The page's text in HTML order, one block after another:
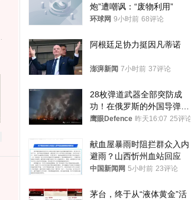
炮”遭嘲讽：“废物利用”
环球网 9小时前 68评论
阿根廷足协力挺因凡蒂诺
澎湃新闻 7小时前 37评论
28枚弹道武器全部突防成
功！在俄罗斯的外国导弹发
射车都是合法打击目标
鹰眼Defence 昨天16:07 25评论
献血屋暴雨时阻拦群众入内
避雨？山西忻州血站回应
中国新闻网 5小时前 23评论
茅台，终于从“液体黄金”活